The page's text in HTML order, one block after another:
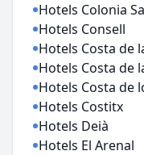
Hotels Colonia
Hotels Consell
Hotels Costa de
Hotels Costa de
Hotels Costa de
Hotels Costitx
Hotels Deià
Hotels El Arenal